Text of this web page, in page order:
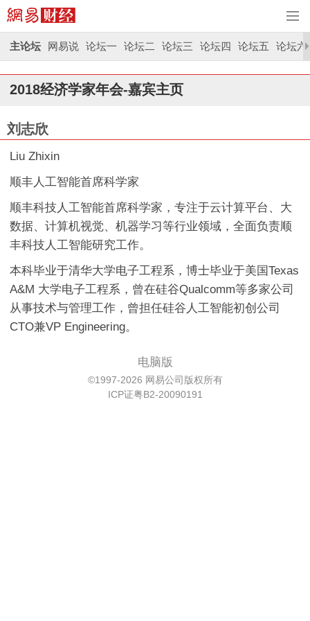
主论坛 网易说 论坛一 论坛二 论坛三 论坛四 论坛五 论坛六
2018经济学家年会-嘉宾主页
刘志欣
Liu Zhixin
顺丰人工智能首席科学家
顺丰科技人工智能首席科学家，专注于云计算平台、大
数据、计算机视觉、机器学习等行业领域，全面负责顺
丰科技人工智能研究工作。
本科毕业于清华大学电子工程系，博士毕业于美国Texas
A&M 大学电子工程系，曾在硅谷Qualcomm等多家公司
从事技术与管理工作，曾担任硅谷人工智能初创公司
CTO兼VP Engineering。
电脑版
©1997-2026 网易公司版权所有
ICP证粤B2-20090191